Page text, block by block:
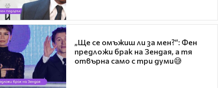
„Ще се омъжиш ли за мен?“: Фен
предложи брак на Зендая, а тя
отвърна само с три думи😅